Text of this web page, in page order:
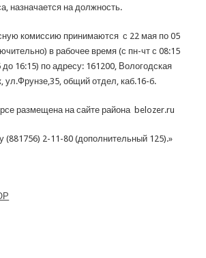
назначается на должность.
комиссию принимаются с 22 мая по 05
в рабочее время (с пн-чт с 08:15
до 16:15) по адресу: 161200, Вологодская
ул.Фрунзе,35, общий отдел, каб.16-б.
размещена на сайте района belozer.ru
(881756) 2-11-80 (дополнительный 125).»